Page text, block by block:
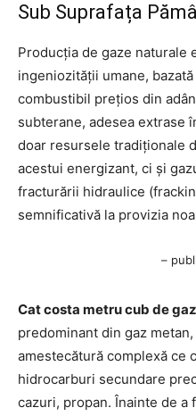
Sub Suprafața
Producția de gaze naturale
ingeniozității umane,
combustibil prețios din
subterane, adesea extrase
doar resursele tradiționale
acestui energizant, ci și
fracturării hidraulice
semnificativă la provizia
–
Cat costa metru cub de
predominant din gaz
amestecătură complexă ce
hidrocarburi secundare
cazuri, propan. Înainte de a